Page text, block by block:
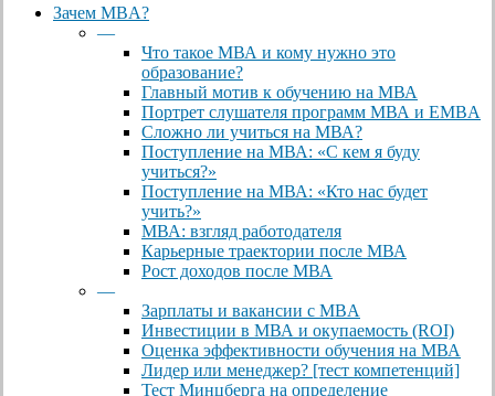
Close
Зачем MBA?
—
Что такое МВА и кому нужно это
образование?
Главный мотив к обучению на МВА
Портрет слушателя программ МВА и EMBA
Сложно ли учиться на МВА?
Поступление на МВА: «С кем я буду
учиться?»
Поступление на МВА: «Кто нас будет
учить?»
МВА: взгляд работодателя
Карьерные траектории после МВА
Рост доходов после МВА
—
Зарплаты и вакансии с MBA
Инвестиции в МВА и окупаемость (ROI)
Оценка эффективности обучения на МВА
Лидер или менеджер? [тест компетенций]
Тест Минцберга на определение